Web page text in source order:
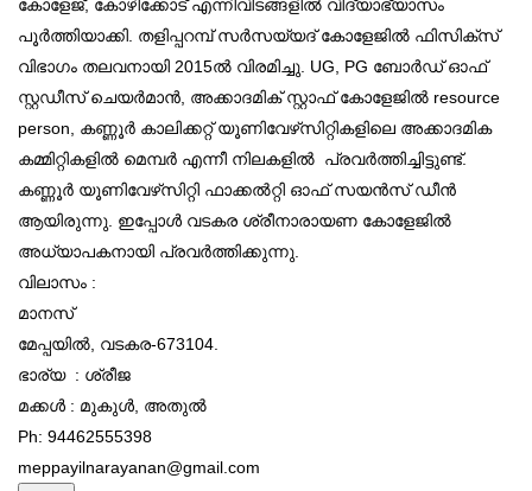
കോളേജ്, കോഴിക്കോട് എന്നിവിടങ്ങളില്‍ വിദ്യാഭ്യാസം
പൂര്‍ത്തിയാക്കി. തളിപ്പറമ്പ് സര്‍സയ്യദ് കോളേജില്‍ ഫിസിക്‌സ്
വിഭാഗം തലവനായി 2015ല്‍ വിരമിച്ചു. UG, PG ബോര്‍ഡ് ഓഫ്
സ്റ്റഡീസ് ചെയര്‍മാന്‍, അക്കാദമിക് സ്റ്റാഫ് കോളേജില്‍ resource
person, കണ്ണൂര്‍ കാലിക്കറ്റ് യൂണിവേഴ്‌സിറ്റികളിലെ അക്കാദമിക
കമ്മിറ്റികളില്‍ മെമ്പര്‍ എന്നീ നിലകളില്‍ പ്രവര്‍ത്തിച്ചിട്ടുണ്ട്.
കണ്ണൂര്‍ യൂണിവേഴ്‌സിറ്റി ഫാക്കല്‍റ്റി ഓഫ് സയന്‍സ് ഡീന്‍
ആയിരുന്നു. ഇപ്പോള്‍ വടകര ശ്രീനാരായണ കോളേജില്‍
അധ്യാപകനായി പ്രവര്‍ത്തിക്കുന്നു.
വിലാസം :
മാനസ്
മേപ്പയില്‍, വടകര-673104.
ഭാര്യ : ശ്രീജ
മക്കള്‍ : മുകുള്‍, അതുല്‍
Ph: 94462555398
meppayilnarayanan@gmail.com